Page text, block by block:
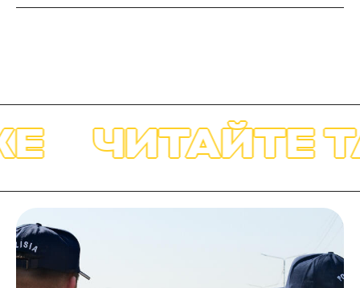
ЧИТАЙТЕ